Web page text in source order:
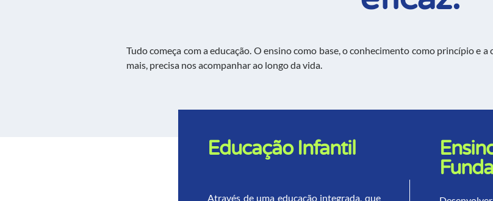
Tudo começa com a educação. O ensino como base, o conhecimento como princípio e
mais, precisa nos acompanhar ao longo da vida.
Educação Infantil
Através de uma educação integrada, que